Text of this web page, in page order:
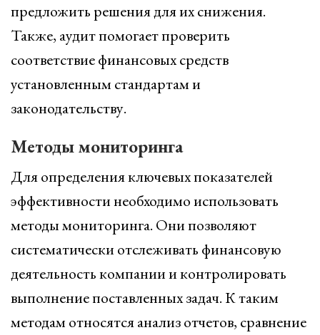
предложить решения для их снижения.
Также, аудит помогает проверить
соответствие финансовых средств
установленным стандартам и
законодательству.
Методы мониторинга
Для определения ключевых показателей
эффективности необходимо использовать
методы мониторинга. Они позволяют
систематически отслеживать финансовую
деятельность компании и контролировать
выполнение поставленных задач. К таким
методам относятся анализ отчетов, сравнение